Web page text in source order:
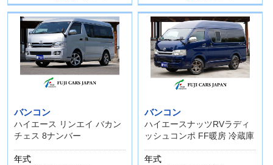
バンコン
ハイエース リンエイ バカン
チェス 8ナンバー
年式
バンコン
ハイエースナッツRVラディ
ッシュコンポ FF暖房 冷蔵庫
年式